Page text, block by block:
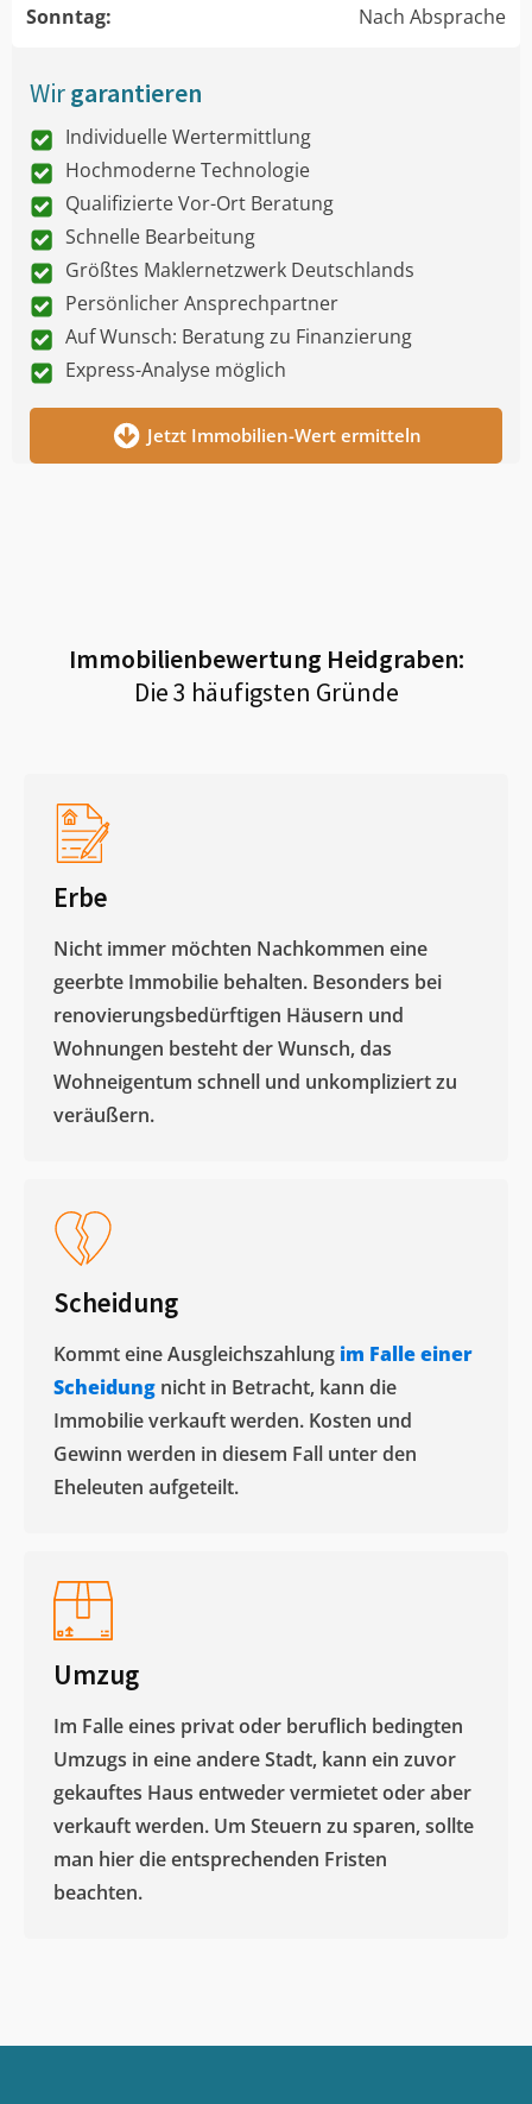
Sonntag:
Nach Absprache
Wirgarantieren
Individuelle Wertermittlung
Hochmoderne Technologie
Qualifizierte Vor-Ort Beratung
Schnelle Bearbeitung
Größtes Maklernetzwerk Deutschlands
Persönlicher Ansprechpartner
Auf Wunsch: Beratung zu Finanzierung
Express-Analyse möglich
Jetzt Immobilien-Wert ermitteln
Immobilienbewertung Heidgraben:
Die 3 häufigsten Gründe
Erbe
Nicht immer möchten Nachkommen eine
geerbte Immobilie behalten. Besonders bei
renovierungsbedürftigen Häusern und
Wohnungen besteht der Wunsch, das
Wohneigentum schnell und unkompliziert zu
veräußern. ​
Scheidung
Kommt eine Ausgleichszahlung im Falle einer
Scheidung nicht in Betracht, kann die
Immobilie verkauft werden. Kosten und
Gewinn werden in diesem Fall unter den
Eheleuten aufgeteilt.​
Umzug
Im Falle eines privat oder beruflich bedingten
Umzugs in eine andere Stadt, kann ein zuvor
gekauftes Haus entweder vermietet oder aber
verkauft werden. Um Steuern zu sparen, sollte
man hier die entsprechenden Fristen
beachten.